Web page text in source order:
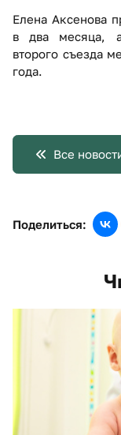
Елена Аксенова
в два месяца, а
второго съезда
года.
Все
Поделиться: